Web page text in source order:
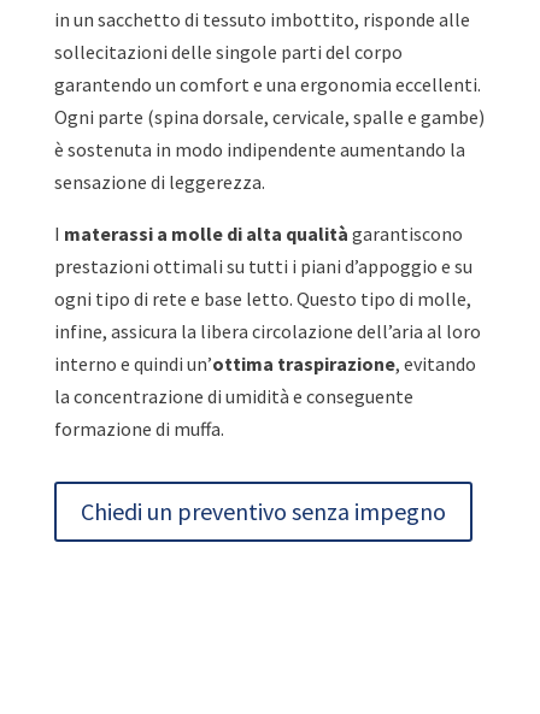
in un sacchetto di tessuto imbottito, risponde alle
sollecitazioni delle singole parti del corpo
garantendo un comfort e una ergonomia eccellenti.
Ogni parte (spina dorsale, cervicale, spalle e gambe)
è sostenuta in modo indipendente aumentando la
sensazione di leggerezza.
I materassi a molle di alta qualità garantiscono
prestazioni ottimali su tutti i piani d’appoggio e su
ogni tipo di rete e base letto. Questo tipo di molle,
infine, assicura la libera circolazione dell’aria al loro
interno e quindi un’ottima traspirazione, evitando
la concentrazione di umidità e conseguente
formazione di muffa.
Chiedi un preventivo senza impegno